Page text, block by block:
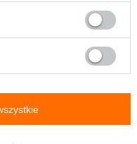
o grubości 0,8 i 1,0
powierzchni